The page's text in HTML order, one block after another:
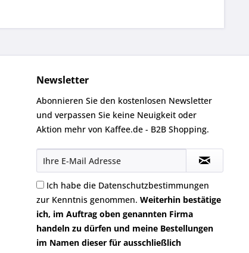
Newsletter
Abonnieren Sie den kostenlosen Newsletter
und verpassen Sie keine Neuigkeit oder
Aktion mehr von Kaffee.de - B2B Shopping.
Ich habe die Datenschutzbestimmungen
zur Kenntnis genommen. Weiterhin bestätige
ich, im Auftrag oben genannten Firma
handeln zu dürfen und meine Bestellungen
im Namen dieser für ausschließlich